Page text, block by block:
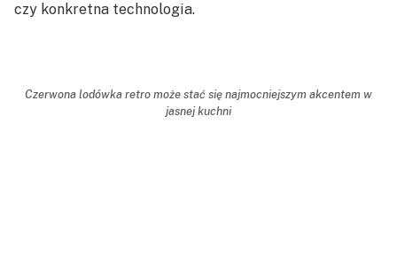
czy konkretna technologia.
Czerwona lodówka retro może stać się najmocniejszym akcentem w
jasnej kuchni